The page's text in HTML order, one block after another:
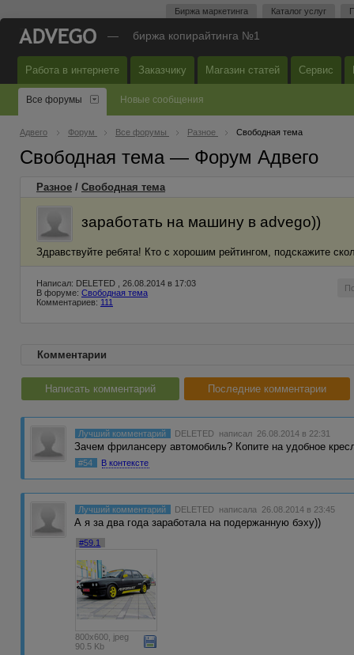
Биржа маркетинга Каталог услуг
— биржа копирайтинга №1
Работа в интернете Заказчику Магазин статей Сервис
Все форумы Новые сообщения
Адвего Форум Все форумы Разное Свободная тема
Свободная тема — Форум Адвего
Разное / Свободная тема
заработать на машину в advego))
Здравствуйте ребята! Кто с хорошим рейтингом, подскажите
Написал: DELETED , 26.08.2014 в 17:03
В форуме: Свободная тема
Комментариев: 111
Комментарии
Написать комментарий Последние комментарии
Лучший комментарий DELETED написал 26.08.2014 в 22:31
Зачем фрилансеру автомобиль? Копите на удобное
#54 В контексте
Лучший комментарий DELETED написала 26.08.2014 в 23:45
А я за два года заработала на подержанную бэху))
#59.1
800x600, jpeg
90.5 Kb